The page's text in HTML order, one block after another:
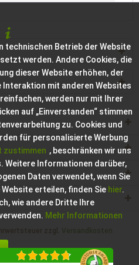
zzgl. Versandkosten
zur Bioraum GmbH
technischen Betrieb der Website
werden. Andere Cookies, die
dieser Website erhöhen, der
Interaktion mit anderen Websites
werden nur mit Ihrer
auf „Einverstanden“ stimmen
zu. Cookies und
für personalisierte Werbung
zustimmen , beschränken wir uns
Weitere Informationen darüber,
Daten verwendet, wenn Sie
Website erteilen, finden Sie hier.
wie andere Dritte Ihre
Mehr Informationen
Konfigurieren